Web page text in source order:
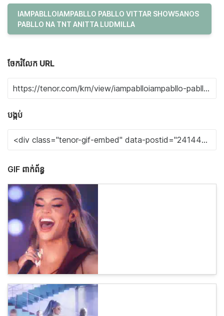
IAMPABLLOIAMPABLLO PABLLO VITTAR SHOW5ANOS
PABLLO NA TNT ANITTA LUDMILLA
ចែករំលែក URL
បង្កប់
GIF ពាក់ព័ន្ធ